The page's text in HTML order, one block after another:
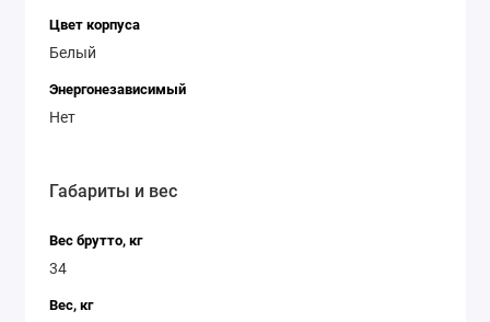
Цвет корпуса
Белый
Энергонезависимый
Нет
Габариты и вес
Вес брутто, кг
34
Вес, кг